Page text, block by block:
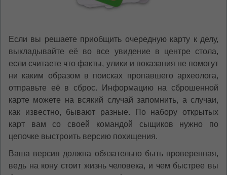
Если вы решаете приобщить очередную карту к делу,
выкладывайте её во все увидение в центре стола,
если считаете что факты, улики и показания не помогут
ни каким образом в поисках пропавшего археолога,
отправьте её в сброс. Информацию на сброшенной
карте можете на всякий случай запомнить, а случаи,
как известно, бывают разные. По набору открытых
карт вам со своей командой сыщиков нужно по
цепочке выстроить версию похищения.
Ваша версия должна обязательно быть проверенная,
ведь на кону стоит жизнь человека, и чем быстрее вы